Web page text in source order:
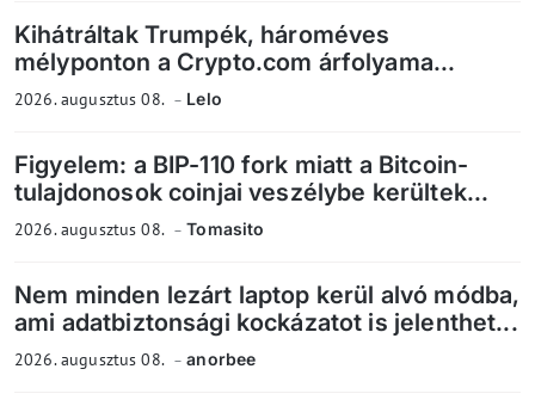
Kihátráltak Trumpék, hároméves
mélyponton a Crypto.com árfolyama...
2026. augusztus 08. Lelo
Figyelem: a BIP-110 fork miatt a Bitcoin-
tulajdonosok coinjai veszélybe kerültek...
2026. augusztus 08. Tomasito
Nem minden lezárt laptop kerül alvó módba,
ami adatbiztonsági kockázatot is jelenthet...
2026. augusztus 08. anorbee